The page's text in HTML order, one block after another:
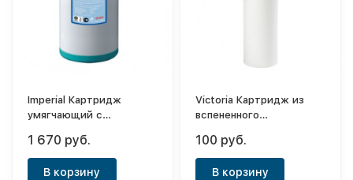
Imperial Картридж
умягчающий с
Big Blue 10"
1 670 руб.
В корзину
Victoria Картридж из
вспененного
100 руб.
В корзину